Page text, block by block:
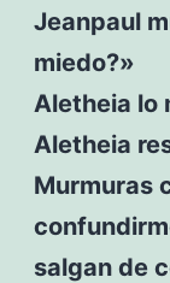
Jeanpaul
miedo?»
Aletheia lo
Aletheia
Murmuras
salgan de